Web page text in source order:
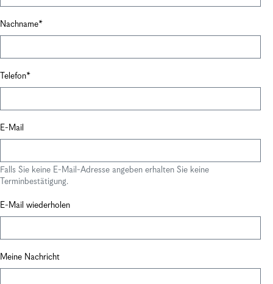
Nachname
Telefon
E-Mail
Falls Sie keine E-Mail-Adresse angeben erhalten Sie keine
Terminbestätigung.
E-Mail wiederholen
Meine Nachricht